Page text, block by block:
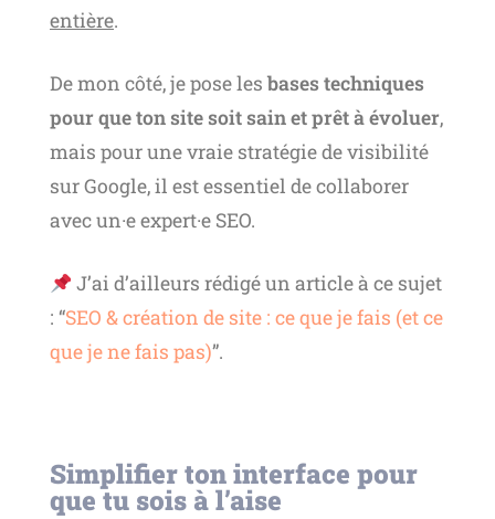
entière.
De mon côté, je pose les bases techniques
pour que ton site soit sain et prêt à évoluer,
mais pour une vraie stratégie de visibilité
sur Google, il est essentiel de collaborer
avec un·e expert·e SEO.
J’ai d’ailleurs rédigé un article à ce sujet
: “SEO & création de site : ce que je fais (et ce
que je ne fais pas)”.
Simplifier ton interface pour
que tu sois à l’aise